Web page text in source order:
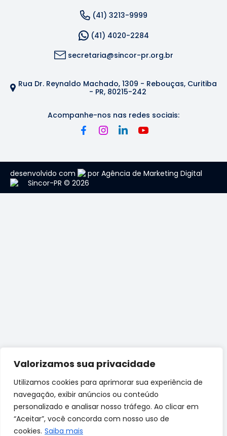
Valorizamos sua privacidade
Utilizamos cookies para aprimorar sua experiência de
navegação, exibir anúncios ou conteúdo
personalizado e analisar nosso tráfego. Ao clicar em
“Aceitar”, você concorda com nosso uso de
cookies. Saiba mais
(41) 3213-9999
(41) 4020-2284
secretaria@sincor-pr.org.br
Rua Dr. Reynaldo Machado, 1309 - Rebouças, Curitiba
- PR, 80215-242
Acompanhe-nos nas redes sociais:
desenvolvido com
por Agência de Marketing Digital
Sincor-PR © 2026